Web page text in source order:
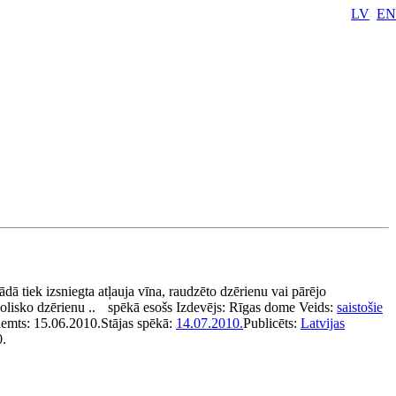
LV EN
tiek izsniegta atļauja vīna, raudzēto dzērienu vai pārējo
dzērienu ..
spēkā esošs Izdevējs: Rīgas dome Veids: saistošie
15.06.2010.Stājas spēkā: 14.07.2010.Publicēts: Latvijas